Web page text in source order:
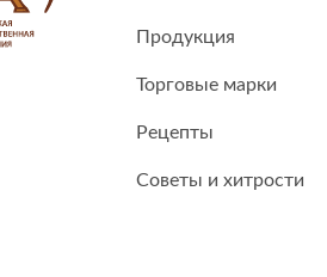
Продукция
Торговые марки
Рецепты
Советы и хитрости